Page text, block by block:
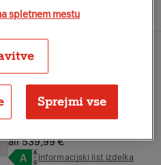
Znamka:
HISENSE
Hisense pralni stroj
WF5S1045BW ID 118598
Na zalogi
22 49
ali 539,99 €
Informacijski list izdelka
spletnem mestu
Sprejmi vse